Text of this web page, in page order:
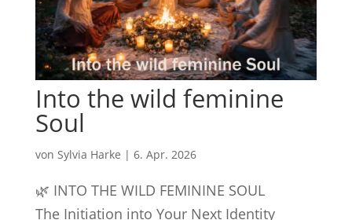
Into the wild feminine
Soul
von Sylvia Harke | 6. Apr. 2026
🌿 INTO THE WILD FEMININE SOUL
The Initiation into Your Next Identity